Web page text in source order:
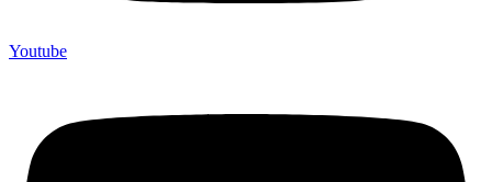
Youtube